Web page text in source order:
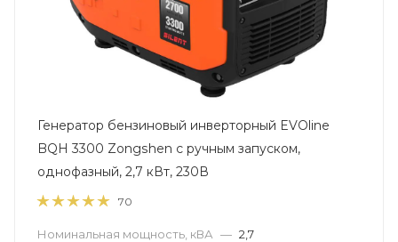
Генератор бензиновый инверторный EVOline
BQH 3300 Zongshen с ручным запуском,
однофазный, 2,7 кВт, 230В
70
Номинальная мощность, кВА — 2,7